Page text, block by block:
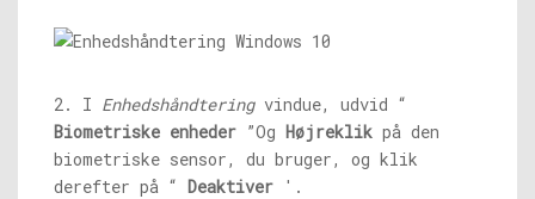
2. I Enhedshåndteringvindue, udvid “
Biometriske enheder ”Og Højreklik på den
biometriske sensor, du bruger, og klik
derefter på “ Deaktiver '.